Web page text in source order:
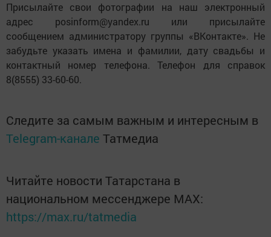
Присылайте свои фотографии на наш электронный
адрес posinform@yandex.ru или присылайте
сообщением администратору группы «ВКонтакте». Не
забудьте указать имена и фамилии, дату свадьбы и
контактный номер телефона. Телефон для справок
8(8555) 33-60-60.
Следите за самым важным и интересным в
Telegram-канале Татмедиа
Читайте новости Татарстана в
национальном мессенджере MАХ:
https://max.ru/tatmedia